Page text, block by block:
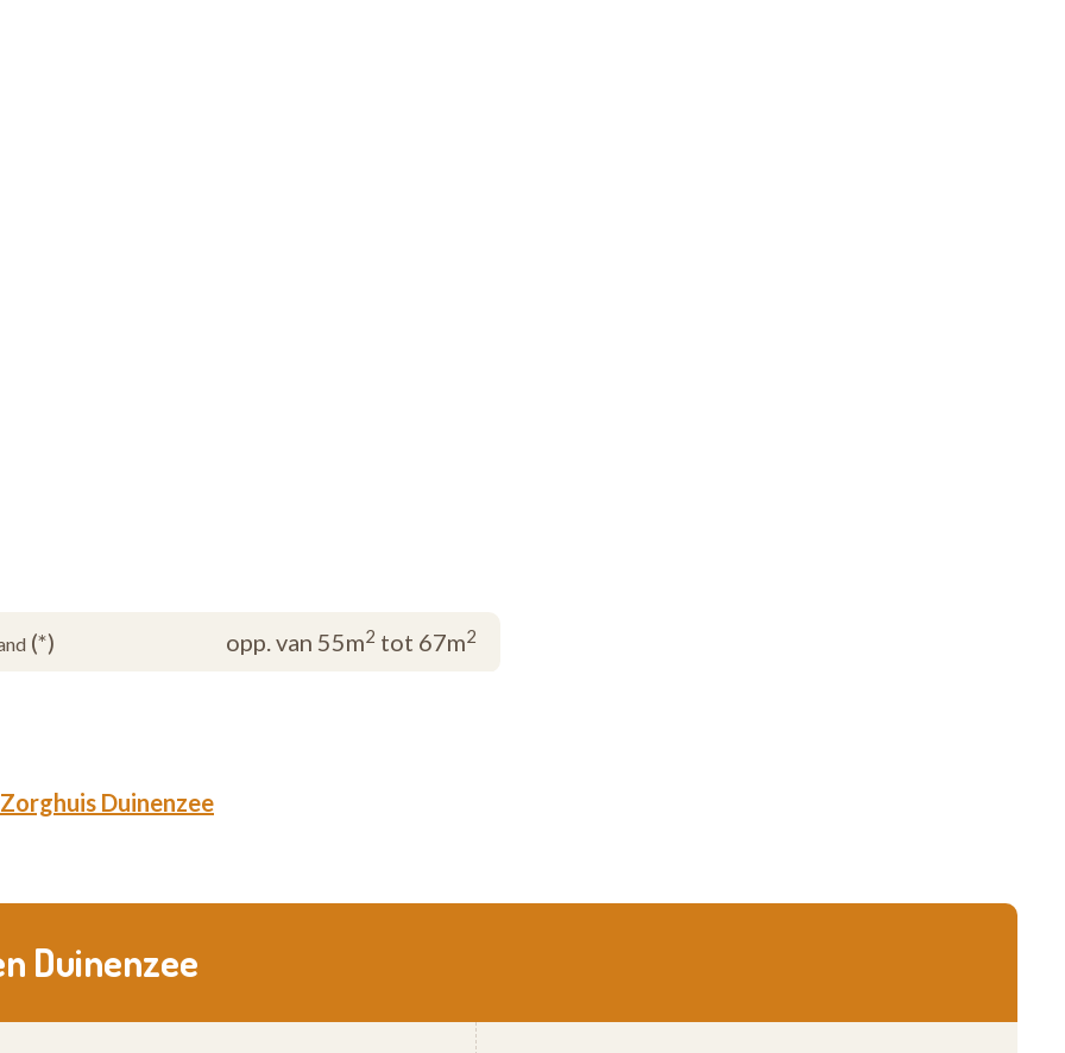
ruime woonzorgcentrumkamers. Een
een gepaste zorgverlening in samenspraak
verlangen naar autonomie, waardigheid en
(*) opp. van 55m2 tot 67m2
Duinenzee
Duinenzee